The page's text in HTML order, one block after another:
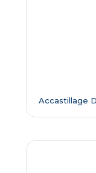
Accastillage